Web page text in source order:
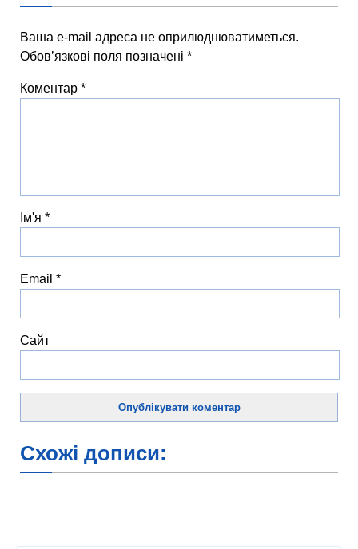
Ваша e-mail адреса не оприлюднюватиметься.
Обов’язкові поля позначені *
Коментар *
Ім'я *
Email *
Сайт
Схожі дописи: